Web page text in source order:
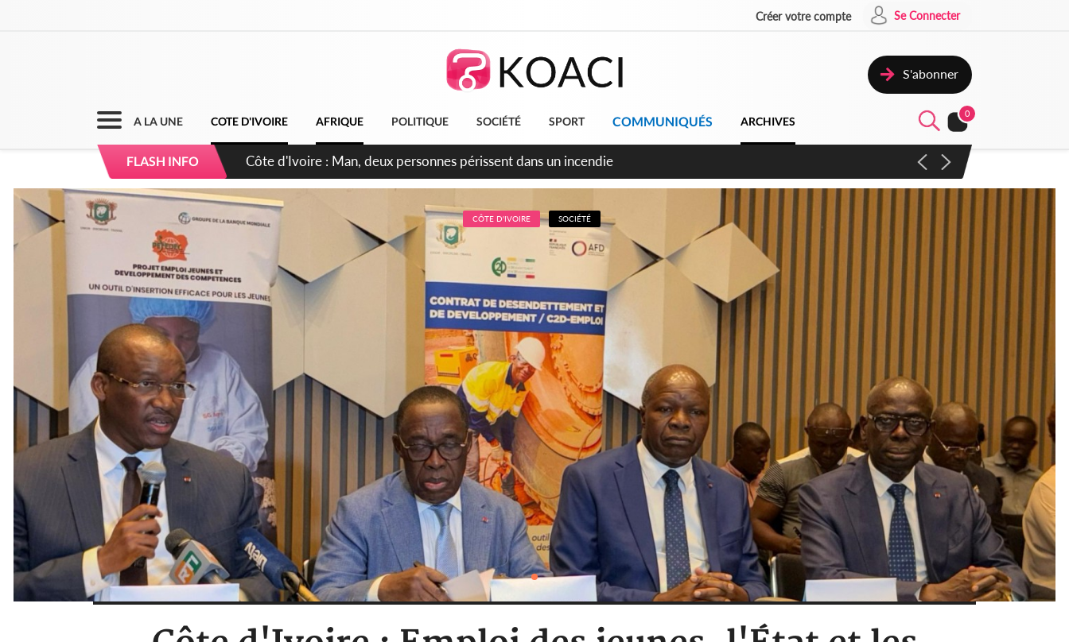
Créer votre compte Se Connecter
S'abonner
A LA UNE COTE D'IVOIRE AFRIQUE POLITIQUE SOCIÉTÉ SPORT COMMUNIQUÉS ARCHIVES
0
FLASH INFO
Côte d'Ivoire : Séileu, la célébration de la fête nationale transformée en vaste campagne contre les produits
dépigmentants dangereux
CÔTE D'IVOIRE SOCIÉTÉ